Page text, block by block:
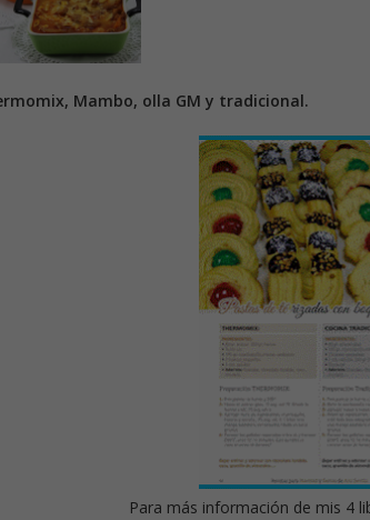
Mambo, olla GM y tradicional.
Para más información de mis 4